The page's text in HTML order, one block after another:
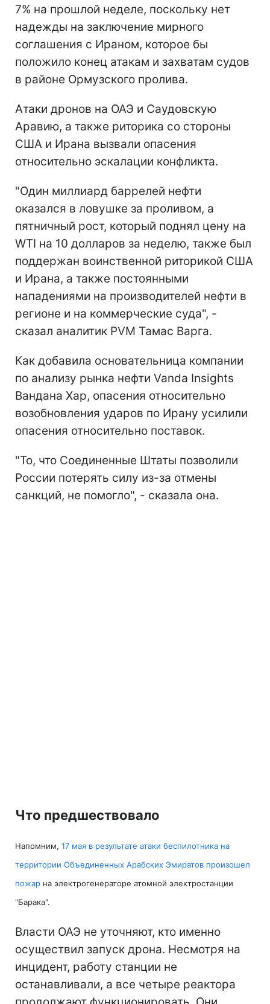
7% на прошлой неделе, поскольку нет
надежды на заключение мирного
соглашения с Ираном, которое бы
положило конец атакам и захватам судов
в районе Ормузского пролива.
Атаки дронов на ОАЭ и Саудовскую
Аравию, а также риторика со стороны
США и Ирана вызвали опасения
относительно эскалации конфликта.
"Один миллиард баррелей нефти
оказался в ловушке за проливом, а
пятничный рост, который поднял цену на
WTI на 10 долларов за неделю, также был
поддержан воинственной риторикой США
и Ирана, а также постоянными
нападениями на производителей нефти в
регионе и на коммерческие суда", -
сказал аналитик PVM Тамас Варга.
Как добавила основательница компании
по анализу рынка нефти Vanda Insights
Вандана Хар, опасения относительно
возобновления ударов по Ирану усилили
опасения относительно поставок.
"То, что Соединенные Штаты позволили
России потерять силу из-за отмены
санкций, не помогло", - сказала она.
Что предшествовало
Напомним, 17 мая в результате атаки беспилотника на
территории Объединенных Арабских Эмиратов произошел
пожар на электрогенераторе атомной электростанции
"Барака".
Власти ОАЭ не уточняют, кто именно
осуществил запуск дрона. Несмотря на
инцидент, работу станции не
останавливали, а все четыре реактора